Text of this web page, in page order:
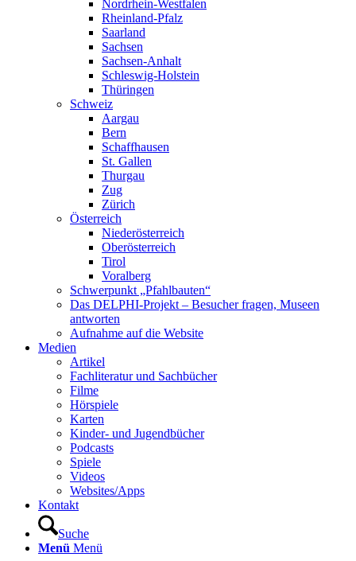
Nordrhein-Westfalen
Rheinland-Pfalz
Saarland
Sachsen
Sachsen-Anhalt
Schleswig-Holstein
Thüringen
Schweiz
Aargau
Bern
Schaffhausen
St. Gallen
Thurgau
Zug
Zürich
Österreich
Niederösterreich
Oberösterreich
Tirol
Voralberg
Schwerpunkt „Pfahlbauten“
Das DELPHI-Projekt – Besucher fragen, Museen
antworten
Aufnahme auf die Website
Medien
Artikel
Fachliteratur und Sachbücher
Filme
Hörspiele
Karten
Kinder- und Jugendbücher
Podcasts
Spiele
Videos
Websites/Apps
Kontakt
Suche
Menü Menü